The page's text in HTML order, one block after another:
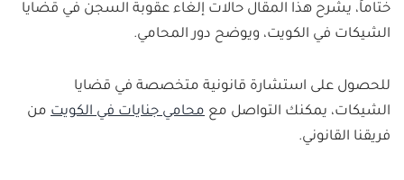
خلال ستة أشهر من تاريخ علم المستفيد بعدم صرف
الشيك، أو من تاريخ رفض البنك صرفه رسميًا. وهذه مدة
ختاماً، يشرح هذا المقال حالات إلغاء عقوبة السجن في قضايا
الشيكات في الكويت، ويوضح دور المحامي.
للحصول على استشارة قانونية متخصصة في قضايا
الشيكات، يمكنك التواصل مع محامي جنايات في الكويت من
فريقنا القانوني.